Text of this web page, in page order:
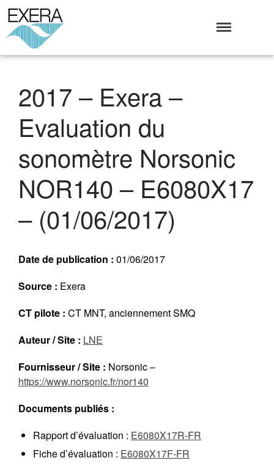
Organisation
Coopération internationale
Devenir Membre de l’Exera
Opérations
Affaires
Evénements publics
Calendrier
Publications
Galerie
Newsletters (EN)
Abonné
Connexion
Association des EXploitants d'Equipements de mesure,
2017 – Exera –
Evaluation du
sonomètre Norsonic
NOR140 – E6080X17
– (01/06/2017)
Date de publication : 01/06/2017
Source : Exera
CT pilote : CT MNT, anciennement SMQ
Auteur / Site : LNE
Fournisseur / Site : Norsonic –
https://www.norsonic.fr/nor140
Documents publiés :
Rapport d’évaluation : E6080X17R-FR
Fiche d’évaluation : E6080X17F-FR